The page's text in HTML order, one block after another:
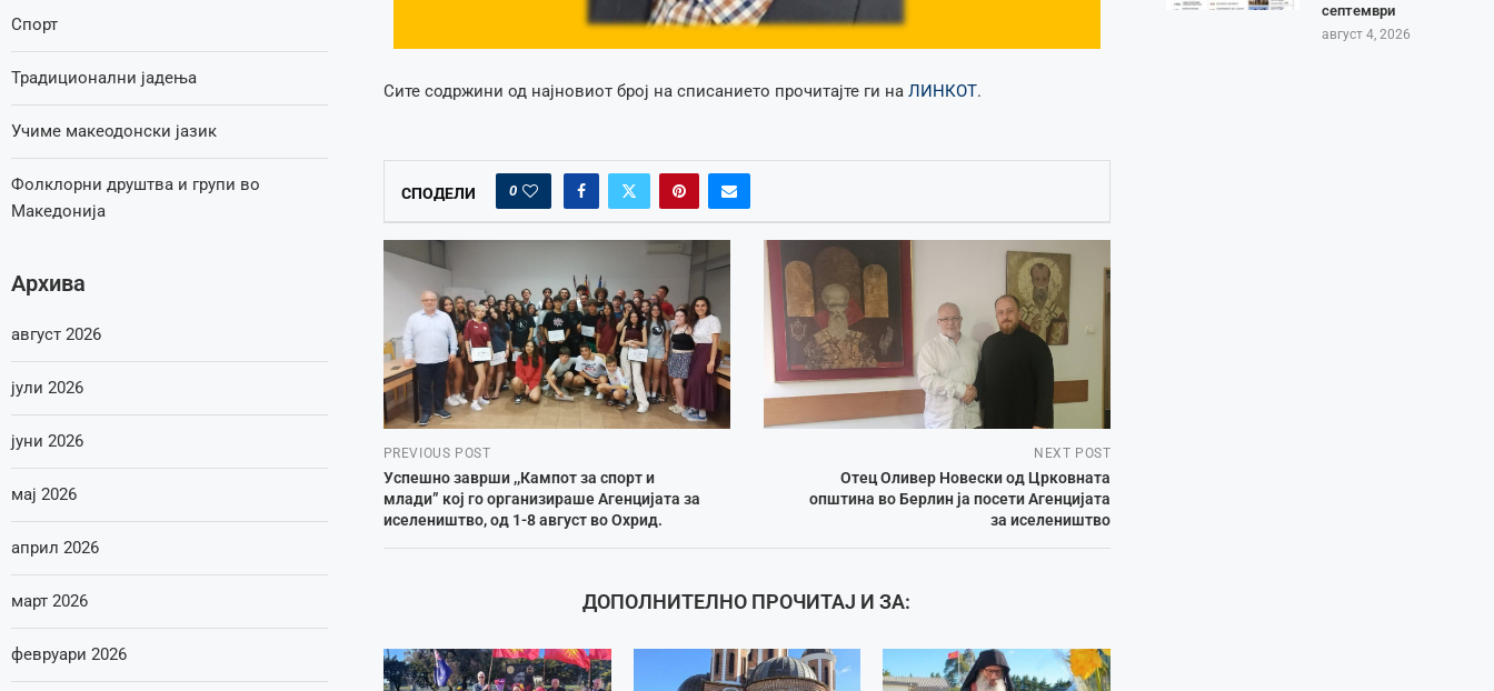
Сите содржини од најновиот број на списанието прочитајте ги на ЛИНКОТ.
СПОДЕЛИ 0
PREVIOUS POST
Успешно заврши ,,Кампот за спорт и
млади” кој го организираше Агенцијата за
иселеништво, од 1-8 август во Охрид.
NEXT POST
Отец Оливер Новески од Црковната
општина во Берлин ја посети Агенцијата
за иселеништво
ДОПОЛНИТЕЛНО ПРОЧИТАЈ И ЗА:
септември
август 4, 2026
Спорт
Традиционални јадења
Учиме макеодонски јазик
Фолклорни друштва и групи во
Македонија
Архива
август 2026
јули 2026
јуни 2026
мај 2026
април 2026
март 2026
февруари 2026